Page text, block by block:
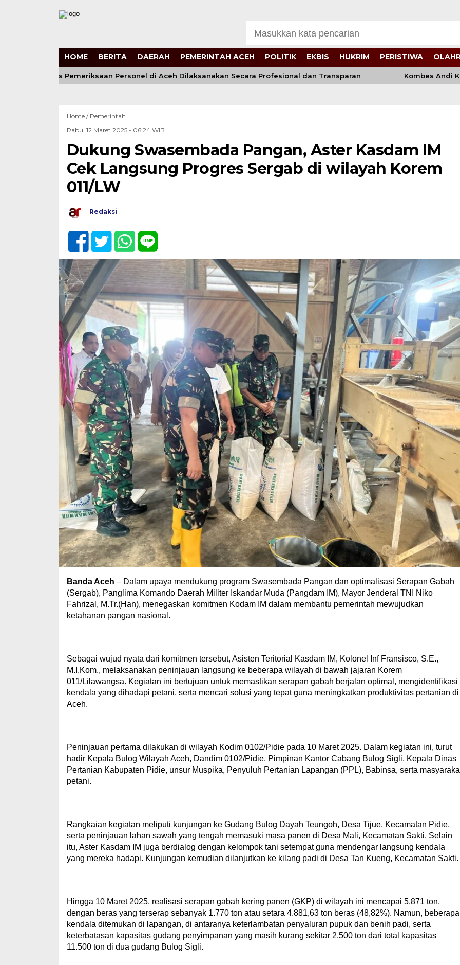
HOME BERITA DAERAH PEMERINTAH ACEH POLITIK EKBIS HUKRIM PERISTIWA
Proses Pemeriksaan Personel di Aceh Dilaksanakan Secara Profesional dan Transparan Kombes Andi
Home / Pemerintah
Rabu, 12 Maret 2025 - 06:24 WIB
Dukung Swasembada Pangan, Aster Kasdam IM
Cek Langsung Progres Sergab di wilayah Korem
011/LW
Redaksi
Banda Aceh – Dalam upaya mendukung program Swasembada Pangan dan optimalisasi Serapan Gabah
(Sergab), Panglima Komando Daerah Militer Iskandar Muda (Pangdam IM), Mayor Jenderal TNI Niko
Fahrizal, M.Tr.(Han), menegaskan komitmen Kodam IM dalam membantu pemerintah mewujudkan
ketahanan pangan nasional.
Sebagai wujud nyata dari komitmen tersebut, Asisten Teritorial Kasdam IM, Kolonel Inf Fransisco, S.E.,
M.I.Kom., melaksanakan peninjauan langsung ke beberapa wilayah di bawah jajaran Korem
011/Lilawangsa. Kegiatan ini bertujuan untuk memastikan serapan gabah berjalan optimal, mengidentifikasi
kendala yang dihadapi petani, serta mencari solusi yang tepat guna meningkatkan produktivitas pertanian di
Aceh.
Peninjauan pertama dilakukan di wilayah Kodim 0102/Pidie pada 10 Maret 2025. Dalam kegiatan ini, turut
hadir Kepala Bulog Wilayah Aceh, Dandim 0102/Pidie, Pimpinan Kantor Cabang Bulog Sigli, Kepala Dinas
Pertanian Kabupaten Pidie, unsur Muspika, Penyuluh Pertanian Lapangan (PPL), Babinsa, serta
petani.
Rangkaian kegiatan meliputi kunjungan ke Gudang Bulog Dayah Teungoh, Desa Tijue, Kecamatan Pidie,
serta peninjauan lahan sawah yang tengah memasuki masa panen di Desa Mali, Kecamatan Sakti. Selain
itu, Aster Kasdam IM juga berdialog dengan kelompok tani setempat guna mendengar langsung kendala
yang mereka hadapi. Kunjungan kemudian dilanjutkan ke kilang padi di Desa Tan Kueng, Kecamatan Sakti.
Hingga 10 Maret 2025, realisasi serapan gabah kering panen (GKP) di wilayah ini mencapai 5.871 ton,
dengan beras yang terserap sebanyak 1.770 ton atau setara 4.881,63 ton beras (48,82%). Namun, beberapa
kendala ditemukan di lapangan, di antaranya keterlambatan penyaluran pupuk dan benih padi, serta
keterbatasan kapasitas gudang penyimpanan yang masih kurang sekitar 2.500 ton dari total kapasitas
11.500 ton di dua gudang Bulog Sigli.